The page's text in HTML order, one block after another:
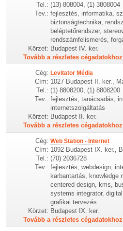
Tel.: (13) 808004, (1) 3808004
Tev.: fejlesztés, informatika,
biztonságtechnika,
beléptetőrendszer,
rendszámfelismerés,
Körzet: Budapest IV. ker.
Tovább a részletes
Cég: Levitator Média
Cím: 1027 Budapest II. ker.,
Tel.: (1) 8808200, (1) 8808200
Tev.: fejlesztés, tanácsadás,
internetszolgáltatás
Körzet: Budapest II. ker.
Tovább a részletes
Cég: Web Station - Internet
Cím: 1092 Budapest IX. ker.,
Tel.: (70) 2036728
Tev.: fejlesztés, webdesign,
karbantartás, knowledge
centered design, kms,
systems integrator,
grafikai tervezés
Körzet: Budapest IX. ker.
Tovább a részletes